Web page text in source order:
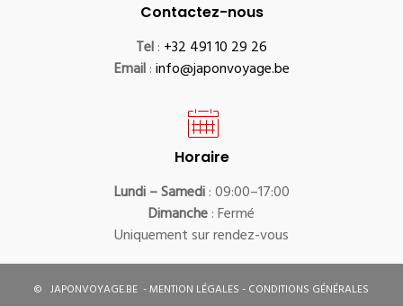
Contactez-nous
Tel: +32 491 10 29 26
Email:info@japonvoyage.be
Horaire
Lundi – Samedi: 09:00–17:00
Dimanche: Fermé
Uniquement sur rendez-vous
© JAPONVOYAGE.BE -MENTION LÉGALES-CONDITIONS GÉNÉRALES